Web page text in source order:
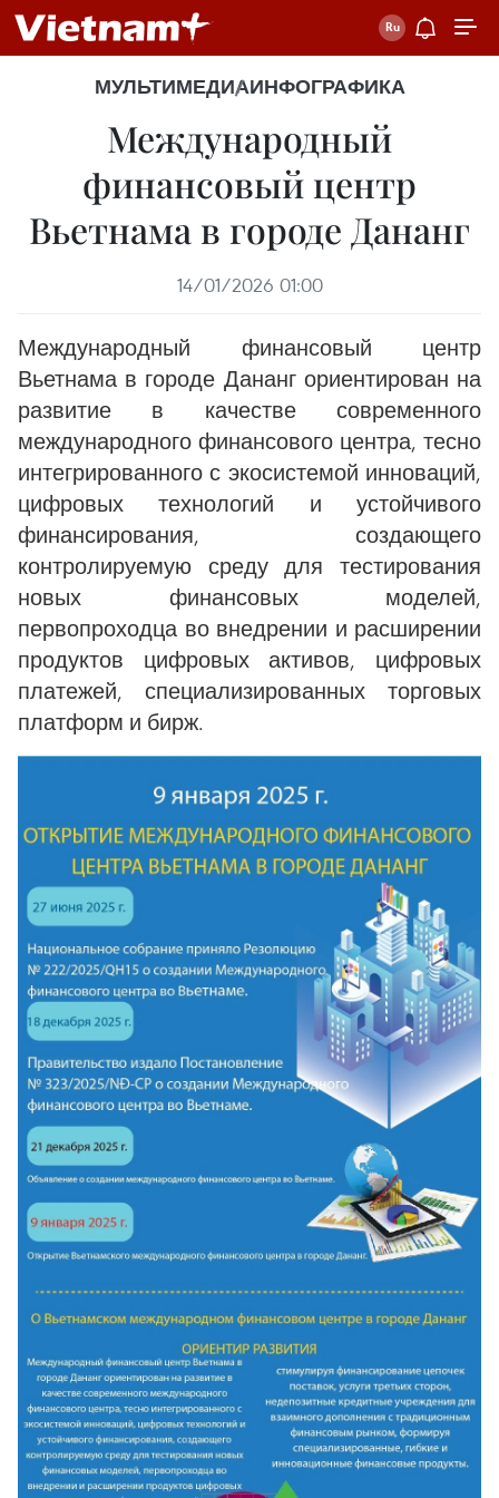
МУЛЬТИМЕДИАИНФОГРАФИКА
Международный
финансовый центр
Вьетнама в городе Дананг
14/01/2026 01:00
Международный финансовый центр
Вьетнама в городе Дананг ориентирован на
развитие в качестве современного
международного финансового центра, тесно
интегрированного с экосистемой инноваций,
цифровых технологий и устойчивого
финансирования, создающего
контролируемую среду для тестирования
новых финансовых моделей,
первопроходца во внедрении и расширении
продуктов цифровых активов, цифровых
платежей, специализированных торговых
платформ и бирж.